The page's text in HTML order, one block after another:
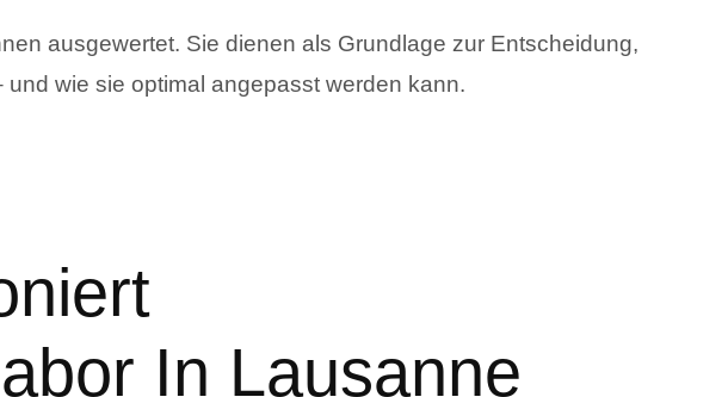
ausgewertet. Sie dienen als Grundlage zur Entscheidung,
wie sie optimal angepasst werden kann.
In Lausanne